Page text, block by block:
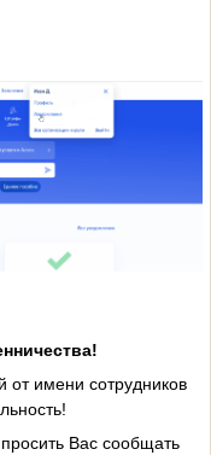
от имени сотрудников
Вас сообщать